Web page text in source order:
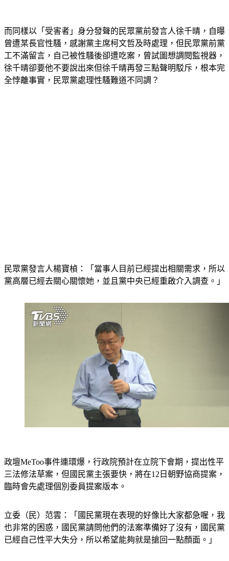
而同樣以「受害者」身分發聲的民眾黨前發言人徐千晴，自曝
曾遭某長官性騷，感謝黨主席柯文哲及時處理，但民眾黨前黨
工不滿留言，自己被性騷後卻遭吃案，曾試圖想調閱監視器，
徐千晴卻要他不要說出來但徐千晴再發三點聲明駁斥，根本完
全悖離事實，民眾黨處理性騷難道不同調？
民眾黨發言人楊寶楨：「當事人目前已經提出相關需求，所以
黨高層已經去關心關懷她，並且黨中央已經重啟介入調查。」
政壇MeToo事件連環爆，行政院預計在立院下會期，提出性平
三法修法草案，但國民黨主張要快，將在12日朝野協商提案，
臨時會先處理個別委員提案版本。
立委（民）范雲：「國民黨現在表現的好像比大家都急喔，我
也非常的困惑，國民黨請問他們的法案準備好了沒有，國民黨
已經自己性平大失分，所以希望能夠就是搶回一點顏面。」